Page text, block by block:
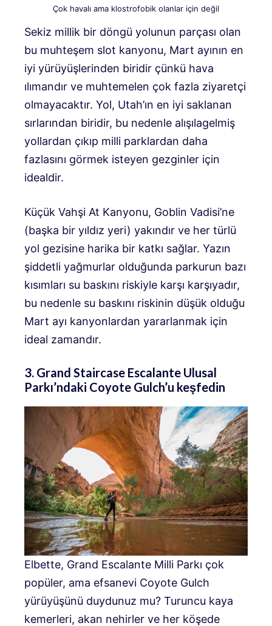
Çok havalı ama klostrofobik olanlar için değil
Sekiz millik bir döngü yolunun parçası olan
bu muhteşem slot kanyonu, Mart ayının en
iyi yürüyüşlerinden biridir çünkü hava
ılımandır ve muhtemelen çok fazla ziyaretçi
olmayacaktır. Yol, Utah’ın en iyi saklanan
sırlarından biridir, bu nedenle alışılagelmiş
yollardan çıkıp milli parklardan daha
fazlasını görmek isteyen gezginler için
idealdir.
Küçük Vahşi At Kanyonu, Goblin Vadisi’ne
(başka bir yıldız yeri) yakındır ve her türlü
yol gezisine harika bir katkı sağlar. Yazın
şiddetli yağmurlar olduğunda parkurun bazı
kısımları su baskını riskiyle karşı karşıyadır,
bu nedenle su baskını riskinin düşük olduğu
Mart ayı kanyonlardan yararlanmak için
ideal zamandır.
3. Grand Staircase Escalante Ulusal
Parkı’ndaki Coyote Gulch’u keşfedin
Elbette, Grand Escalante Milli Parkı çok
popüler, ama efsanevi Coyote Gulch
yürüyüşünü duydunuz mu? Turuncu kaya
kemerleri, akan nehirler ve her köşede